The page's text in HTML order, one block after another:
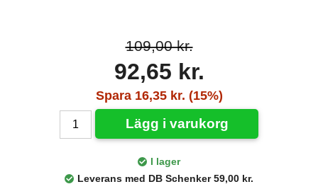
109,00 kr.
92,65 kr.
Spara 16,35 kr. (15%)
Lägg i varukorg
I lager
Leverans med DB Schenker 59,00 kr.